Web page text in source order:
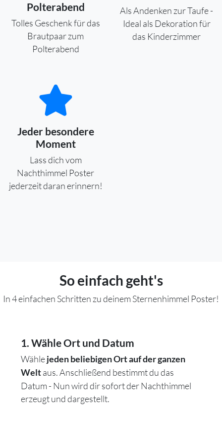
Polterabend
Tolles Geschenk für das
Brautpaar zum
Polterabend
Als Andenken zur Taufe -
Ideal als Dekoration für
das Kinderzimmer
Jeder besondere
Moment
Lass dich vom
Nachthimmel Poster
jederzeit daran erinnern!
So einfach geht's
In 4 einfachen Schritten zu deinem Sternenhimmel Poster!
1. Wähle Ort und Datum
Wählejeden beliebigen Ort auf der ganzen
Weltaus. Anschließend bestimmt du das
Datum - Nun wird dir sofort der Nachthimmel
erzeugt und dargestellt.